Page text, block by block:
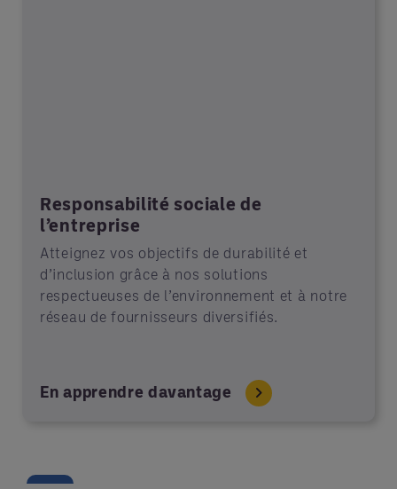
Responsabilité sociale de
l’entreprise
Atteignez vos objectifs de durabilité et
d’inclusion grâce à nos solutions
respectueuses de l’environnement et à notre
réseau de fournisseurs diversifiés.
En apprendre davantage